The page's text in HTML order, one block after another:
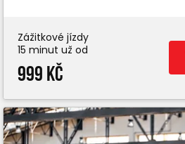
Zážitkové jízdy
15 minut už od
999 Kč